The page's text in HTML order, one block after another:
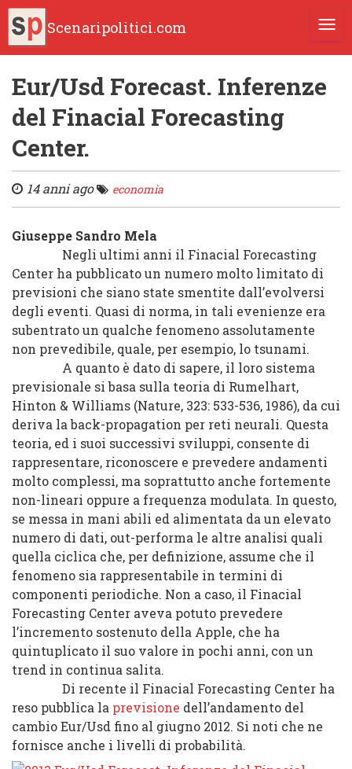
Scenaripolitici.com
Eur/Usd Forecast. Inferenze
del Finacial Forecasting
Center.
14 anni ago economia
Giuseppe Sandro Mela
Negli ultimi anni il Finacial Forecasting
Center ha pubblicato un numero molto limitato di
previsioni che siano state smentite dall’evolversi
degli eventi. Quasi di norma, in tali evenienze era
subentrato un qualche fenomeno assolutamente
non prevedibile, quale, per esempio, lo tsunami.
A quanto è dato di sapere, il loro sistema
previsionale si basa sulla teoria di Rumelhart,
Hinton & Williams (Nature, 323: 533-536, 1986), da cui
deriva la back-propagation per reti neurali. Questa
teoria, ed i suoi successivi sviluppi, consente di
rappresentare, riconoscere e prevedere andamenti
molto complessi, ma soprattutto anche fortemente
non-lineari oppure a frequenza modulata. In questo,
se messa in mani abili ed alimentata da un elevato
numero di dati, out-performa le altre analisi quali
quella ciclica che, per definizione, assume che il
fenomeno sia rappresentabile in termini di
componenti periodiche. Non a caso, il Finacial
Forecasting Center aveva potuto prevedere
l’incremento sostenuto della Apple, che ha
quintuplicato il suo valore in pochi anni, con un
trend in continua salita.
Di recente il Finacial Forecasting Center ha
reso pubblica la previsione dell’andamento del
cambio Eur/Usd fino al giugno 2012. Si noti che ne
fornisce anche i livelli di probabilità.